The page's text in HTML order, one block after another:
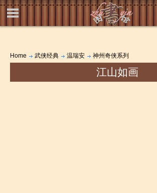
Home 武侠经典 温瑞安 神州奇侠系列
江山如画